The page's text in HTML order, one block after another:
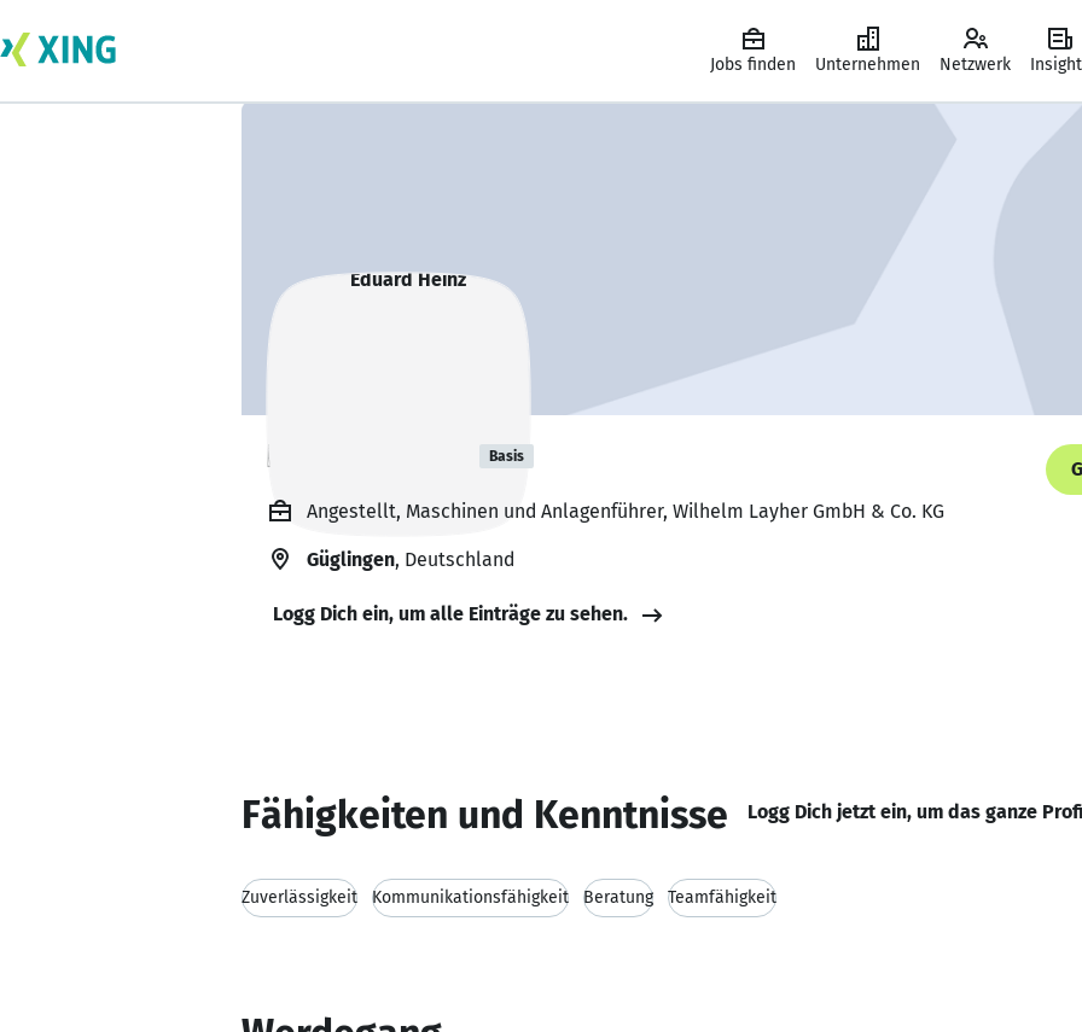
Jobs finden Unternehmen Netzwerk
Eduard Heinz Basis
Angestellt, Maschinen und Anlagenführer, Wilhelm Layher GmbH & Co. KG
Güglingen, Deutschland
Logg Dich ein, um alle Einträge zu sehen.
Fähigkeiten und Kenntnisse Logg Dich jetzt ein, um das ganze
Zuverlässigkeit Kommunikationsfähigkeit Beratung Teamfähigkeit